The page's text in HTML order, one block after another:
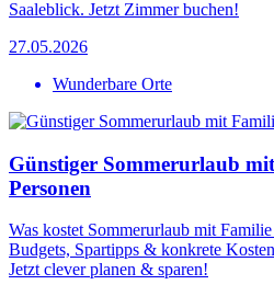
Saaleblick. Jetzt Zimmer buchen!
27.05.2026
Wunderbare Orte
Günstiger Sommerurlaub
Personen
Was kostet Sommerurlaub mit
Budgets, Spartipps & konkrete
Jetzt clever planen & sparen!